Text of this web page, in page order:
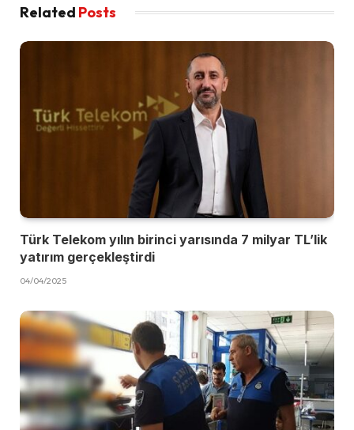
Related Posts
Türk Telekom yılın birinci yarısında 7 milyar TL’lik
yatırım gerçekleştirdi
04/04/2025